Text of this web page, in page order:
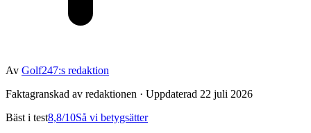
Av Golf247:s redaktion
Faktagranskad av redaktionen · Uppdaterad 22 juli 2026
Bäst i test8,8/10Så vi betygsätter